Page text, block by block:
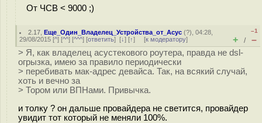
От ЧСВ < 9000 ;)
2.17 ,Еще_Один_Владелец_Устройства_от_Асус (?), 04:28,
29/08/2015 [^] [^^] [^^^] [ответить] [↓] [↑] [к модератору]
–1
+ / –
> Я, как владелец асустекового роутера, правда не dsl-
огрызка, имею за правило периодически
> перебивать мак-адрес девайса. Так, на всякий случай,
хоть и вечно за
> Тором или ВПНами. Привычка.
и толку ? он дальше провайдера не светится, провайдер
увидит тот который не меняли 100%.